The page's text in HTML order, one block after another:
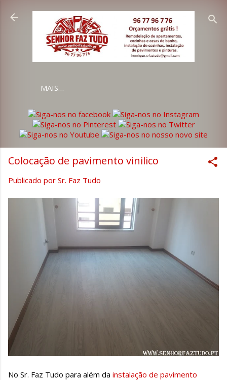
Avançar para o conteúdo principal
MAIS…
Colocação de pavimento vinilico
Publicado por Sr. Faz Tudo
No Sr. Faz Tudo para além da instalação de pavimento